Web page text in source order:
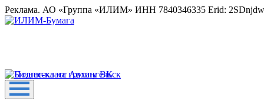
Реклама. АО «Группа «ИЛИМ» ИНН 7840346335 Erid: